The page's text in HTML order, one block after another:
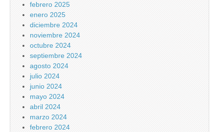
febrero 2025
enero 2025
diciembre 2024
noviembre 2024
octubre 2024
septiembre 2024
agosto 2024
julio 2024
junio 2024
mayo 2024
abril 2024
marzo 2024
febrero 2024